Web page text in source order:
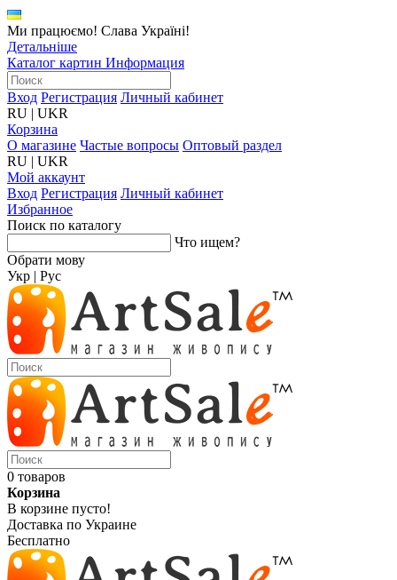
Ми працюємо! Слава Україні!
Детальніше
Каталог картин Информация
Вход Регистрация Личный кабинет
RU | UKR
Корзина
О магазине Частые вопросы Оптовый раздел
RU | UKR
Мой аккаунт
Вход Регистрация Личный кабинет
Избранное
Поиск по каталогу
Что ищем?
Обрати мову
Укр | Рус
0 товаров
Корзина
В корзине пусто!
Доставка по Украине
Бесплатно